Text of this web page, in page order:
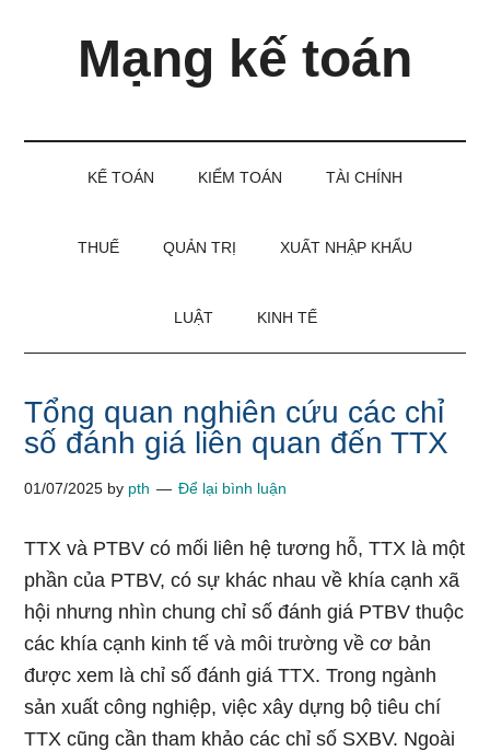
Mạng kế toán
KẾ TOÁN KIỂM TOÁN TÀI CHÍNH
THUẾ QUẢN TRỊ XUẤT NHẬP KHẨU
LUẬT KINH TẾ
Tổng quan nghiên cứu các chỉ
số đánh giá liên quan đến TTX
01/07/2025 by pth Để lại bình luận
TTX và PTBV có mối liên hệ tương hỗ, TTX là một
phần của PTBV, có sự khác nhau về khía cạnh xã
hội nhưng nhìn chung chỉ số đánh giá PTBV thuộc
các khía cạnh kinh tế và môi trường về cơ bản
được xem là chỉ số đánh giá TTX. Trong ngành
sản xuất công nghiệp, việc xây dựng bộ tiêu chí
TTX cũng cần tham khảo các chỉ số SXBV. Ngoài